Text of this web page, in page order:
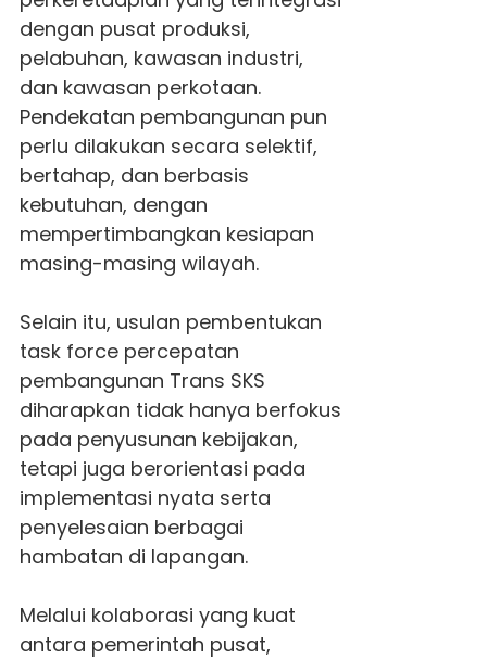
dengan pusat produksi,
pelabuhan, kawasan industri,
dan kawasan perkotaan.
Pendekatan pembangunan pun
perlu dilakukan secara selektif,
bertahap, dan berbasis
kebutuhan, dengan
mempertimbangkan kesiapan
masing-masing wilayah.
Selain itu, usulan pembentukan
task force percepatan
pembangunan Trans SKS
diharapkan tidak hanya berfokus
pada penyusunan kebijakan,
tetapi juga berorientasi pada
implementasi nyata serta
penyelesaian berbagai
hambatan di lapangan.
Melalui kolaborasi yang kuat
antara pemerintah pusat,